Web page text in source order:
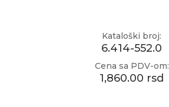
Kataloški broj:
6.414-552.0
Cena sa PDV-om:
1,860.00 rsd